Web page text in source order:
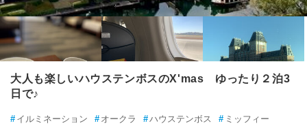
大人も楽しいハウステンボスのX'mas ゆったり２泊3
日で♪
# イルミネーション # オークラ #ハウステンボス # ミッフィー